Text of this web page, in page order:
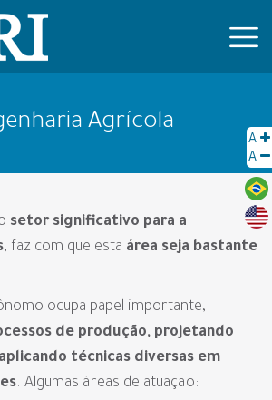
A
A
Agrícola
setor significativo para a
, faz com que esta área seja bastante
ocupa papel importante,
de produção, projetando
técnicas diversas em
. Algumas áreas de atuação: